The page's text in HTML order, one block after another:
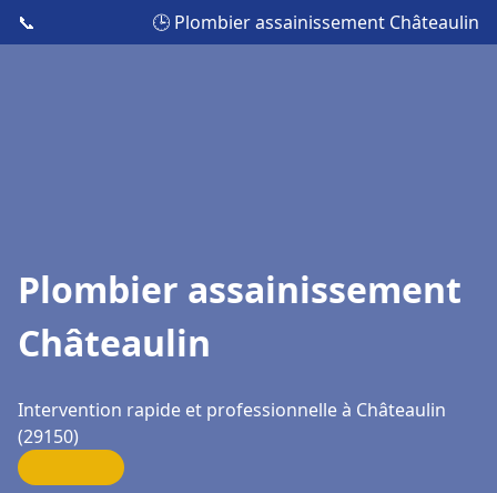
📞 🕒 Plombier assainissement Châteaulin
Plombier assainissement
Châteaulin
Intervention rapide et professionnelle à Châteaulin
(29150)